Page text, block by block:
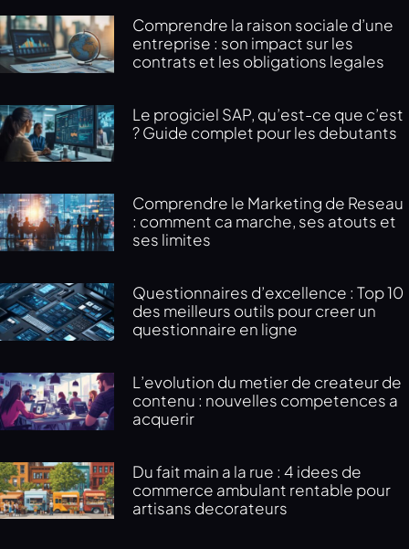
Comprendre la raison sociale d’une
entreprise : son impact sur les
contrats et les obligations legales
Le progiciel SAP, qu’est-ce que c’est
? Guide complet pour les debutants
Comprendre le Marketing de Reseau
: comment ca marche, ses atouts et
ses limites
Questionnaires d’excellence : Top 10
des meilleurs outils pour creer un
questionnaire en ligne
L’evolution du metier de createur de
contenu : nouvelles competences a
acquerir
Du fait main a la rue : 4 idees de
commerce ambulant rentable pour
artisans decorateurs